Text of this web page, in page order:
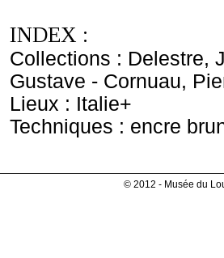
INDEX :
Collections : Delestre,
Gustave - Cornuau,
Lieux : Italie+
Techniques : encre
© 2012 - Musée du